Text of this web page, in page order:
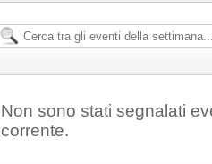
Non sono stati segnalati
corrente.